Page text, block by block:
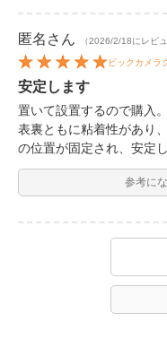
匿名 さん （2026/2/18にレビュ
ビックカメラ
安定します
置いて設置するので購入。
表裏ともに粘着性があり
の位置が固定され、安定し
参考に